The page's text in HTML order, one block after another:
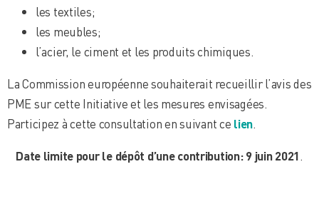
les textiles;
les meubles;
l’acier, le ciment et les produits chimiques.
La Commission européenne souhaiterait recueillir l’avis des
PME sur cette Initiative et les mesures envisagées.
Participez à cette consultation en suivant ce lien.
Date limite pour le dépôt d’une contribution: 9 juin 2021.